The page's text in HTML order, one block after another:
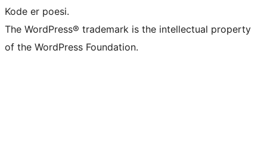
Kode er poesi.
The WordPress® trademark is the intellectual property
of the WordPress Foundation.